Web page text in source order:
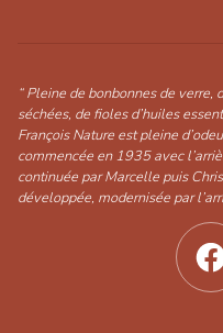
“ Pleine de bonbonnes de verre,
séchées, de fioles d’huiles
François Nature est pleine
commencée en 1935 avec
continuée par Marcelle puis
développée, modernisée par